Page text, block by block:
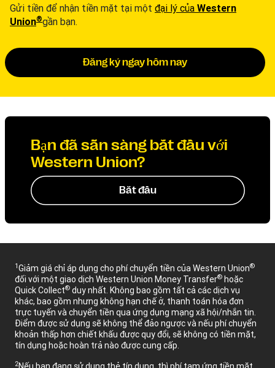
Gửi tiền để nhận tiền mặt tại một đại lý của Western
Union®gần bạn.
Đăng ký ngay hôm nay
Bạn đã sẵn sàng bắt đầu với
Western Union?
Bắt đầu
1Giảm giá chỉ áp dụng cho phí chuyển tiền của Western Union®
đối với một giao dịch Western Union Money Transfer® hoặc
Quick Collect® duy nhất. Không bao gồm tất cả các dịch vụ
khác, bao gồm nhưng không hạn chế ở, thanh toán hóa đơn
trực tuyến và chuyển tiền qua ứng dụng mạng xã hội/nhắn tin.
Điểm được sử dụng sẽ không thể đảo ngược và nếu phí chuyển
khoản thấp hơn chiết khấu được quy đổi, sẽ không có tiền mặt,
tín dụng hoặc hoàn trả nào được cung cấp.
2